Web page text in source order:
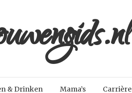
& Drinken Mama’s Carrière